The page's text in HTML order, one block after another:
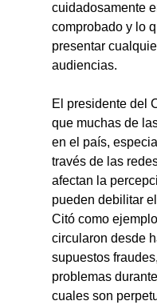
cuidadosamente
comprobado y lo
presentar
audiencias.
El presidente del
que muchas de
en el país,
través de las
afectan la
pueden debilitar
Citó como
circularon desde
supuestos
problemas
cuales son